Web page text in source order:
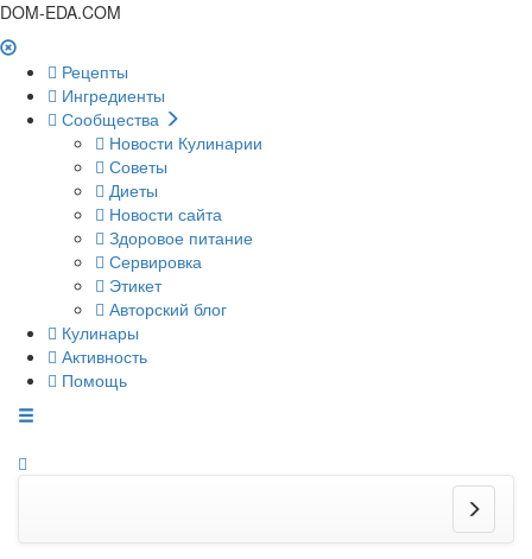
DOM-EDA.COM
Рецепты
Ингредиенты
Сообщества
Новости Кулинарии
Советы
Диеты
Новости сайта
Здоровое питание
Сервировка
Этикет
Авторский блог
Кулинары
Активность
Помощь